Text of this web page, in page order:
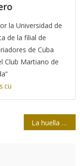
la Universidad de
de la filial de
de Cuba
Club Martiano de
La huella gráfica de Alex Falco